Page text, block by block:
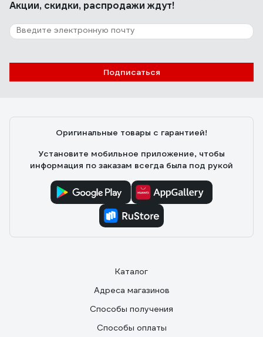
10 отзывов
Отзыв о розетке REXANT 2, 6P-4C 03-
0002
Акции, скидки, распродажи ждут!
Подписаться
Оригинальные товары с гарантией!
Установите мобильное приложение, чтобы
информация по заказам всегда была под рукой
Каталог
Адреса магазинов
Способы получения
Способы оплаты